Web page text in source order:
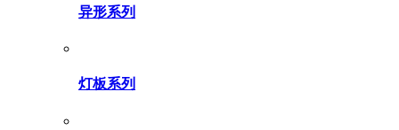
异形系列
灯板系列